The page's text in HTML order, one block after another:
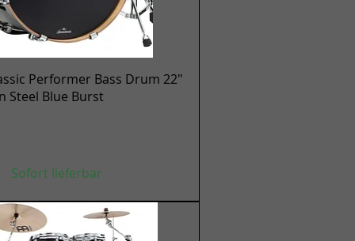
Schnellansicht
Performer Bass Drum 22"
Steel Blue Burst
Sofort lieferbar